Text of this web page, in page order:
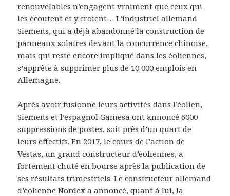
renouvelables n’engagent vraiment que ceux qui
les écoutent et y croient… L’industriel allemand
Siemens, qui a déjà abandonné la construction de
panneaux solaires devant la concurrence chinoise,
mais qui reste encore impliqué dans les éoliennes,
s’apprête à supprimer plus de 10 000 emplois en
Allemagne.
Après avoir fusionné leurs activités dans l’éolien,
Siemens et l’espagnol Gamesa ont annoncé 6000
suppressions de postes, soit près d’un quart de
leurs effectifs. En 2017, le cours de l’action de
Vestas, un grand constructeur d’éoliennes, a
fortement chuté en bourse après la publication de
ses résultats trimestriels. Le constructeur allemand
d’éolienne Nordex a annoncé, quant à lui, la